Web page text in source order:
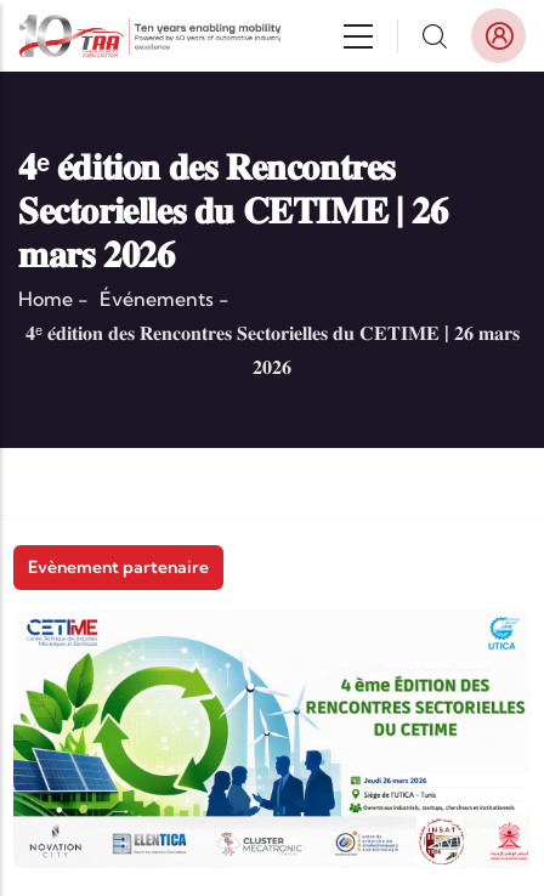
Aller au contenu principal
𝟒ᵉ 𝐞́𝐝𝐢𝐭𝐢𝐨𝐧 𝐝𝐞𝐬 𝐑𝐞𝐧𝐜𝐨𝐧𝐭𝐫𝐞𝐬
𝐒𝐞𝐜𝐭𝐨𝐫𝐢𝐞𝐥𝐥𝐞𝐬 𝐝𝐮 𝐂𝐄𝐓𝐈𝐌𝐄 | 𝟐𝟔
𝐦𝐚𝐫𝐬 𝟐𝟎𝟐𝟔
Home - Événements -
𝟒ᵉ 𝐞́𝐝𝐢𝐭𝐢𝐨𝐧 𝐝𝐞𝐬 𝐑𝐞𝐧𝐜𝐨𝐧𝐭𝐫𝐞𝐬 𝐒𝐞𝐜𝐭𝐨𝐫𝐢𝐞𝐥𝐥𝐞𝐬 𝐝𝐮 𝐂𝐄𝐓𝐈𝐌𝐄 | 𝟐𝟔 𝐦𝐚𝐫𝐬
𝟐𝟎𝟐𝟔
Evènement partenaire